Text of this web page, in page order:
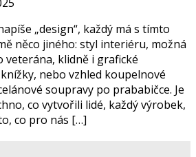
„design“, každý má s tímto
něco jiného: styl interiéru, možná
veterána, klidně i grafické
nebo vzhled koupelnové
soupravy po prababičce. Je
co vytvořili lidé, každý výrobek,
co pro nás […]